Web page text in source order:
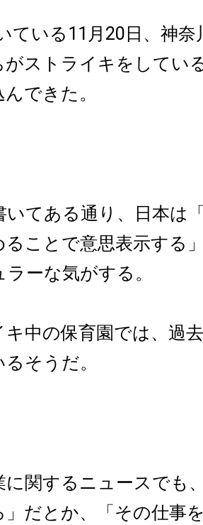
ている11月20日、神奈
がストライキをしてい
できた。
いてある通り、日本は
ることで意思表示する
ーな気がする。
中の保育園では、過
そうだ。
に関するニュースでも
」だとか、「その仕事